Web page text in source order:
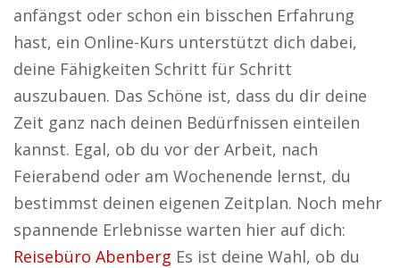
anfängst oder schon ein bisschen Erfahrung
hast, ein Online-Kurs unterstützt dich dabei,
deine Fähigkeiten Schritt für Schritt
auszubauen. Das Schöne ist, dass du dir deine
Zeit ganz nach deinen Bedürfnissen einteilen
kannst. Egal, ob du vor der Arbeit, nach
Feierabend oder am Wochenende lernst, du
bestimmst deinen eigenen Zeitplan. Noch mehr
spannende Erlebnisse warten hier auf dich:
Reisebüro Abenberg Es ist deine Wahl, ob du